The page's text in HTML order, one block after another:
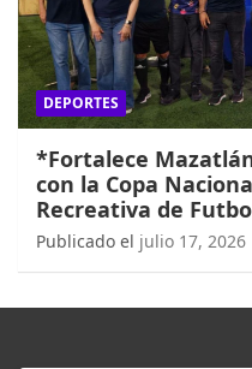
DEPORTES
*Fortalece
con la Copa
Recreativa de
Publicado el julio 17, 2026